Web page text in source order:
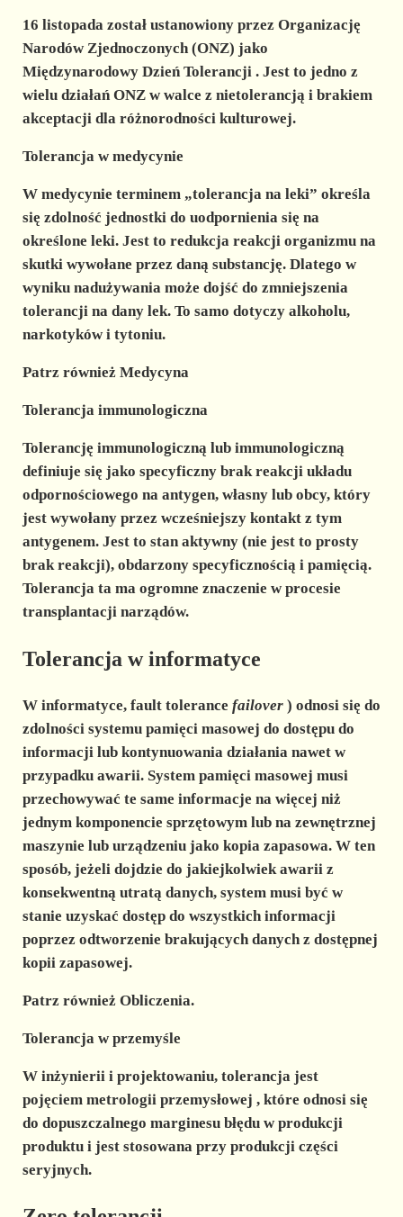
16 listopada został ustanowiony przez Organizację
Narodów Zjednoczonych (ONZ) jako
Międzynarodowy Dzień Tolerancji. Jest to jedno z
wielu działań ONZ w walce z nietolerancją i brakiem
akceptacji dla różnorodności kulturowej.
Tolerancja w medycynie
W medycynie terminem „tolerancja na leki” określa
się zdolność jednostki do uodpornienia się na
określone leki. Jest to redukcja reakcji organizmu na
skutki wywołane przez daną substancję. Dlatego w
wyniku nadużywania może dojść do zmniejszenia
tolerancji na dany lek. To samo dotyczy alkoholu,
narkotyków i tytoniu.
Patrz również Medycyna
Tolerancja immunologiczna
Tolerancję immunologiczną lub immunologiczną
definiuje się jako specyficzny brak reakcji układu
odpornościowego na antygen, własny lub obcy, który
jest wywołany przez wcześniejszy kontakt z tym
antygenem. Jest to stan aktywny (nie jest to prosty
brak reakcji), obdarzony specyficznością i pamięcią.
Tolerancja ta ma ogromne znaczenie w procesie
transplantacji narządów.
Tolerancja w informatyce
W informatyce, fault tolerance failover) odnosi się do
zdolności systemu pamięci masowej do dostępu do
informacji lub kontynuowania działania nawet w
przypadkuawarii. System pamięci masowej musi
przechowywać te same informacje na więcej niż
jednym komponencie sprzętowym lub na zewnętrznej
maszynie lub urządzeniu jako kopia zapasowa. W ten
sposób, jeżeli dojdzie do jakiejkolwiek awarii z
konsekwentną utratą danych, system musi być w
stanie uzyskać dostęp do wszystkich informacji
poprzez odtworzenie brakujących danych z dostępnej
kopii zapasowej.
Patrz również Obliczenia.
Tolerancja w przemyśle
W inżynierii i projektowaniu, tolerancja jest
pojęciem metrologii przemysłowej , które odnosi się
do dopuszczalnego marginesu błęduw produkcji
produktu i jest stosowana przy produkcji części
seryjnych.